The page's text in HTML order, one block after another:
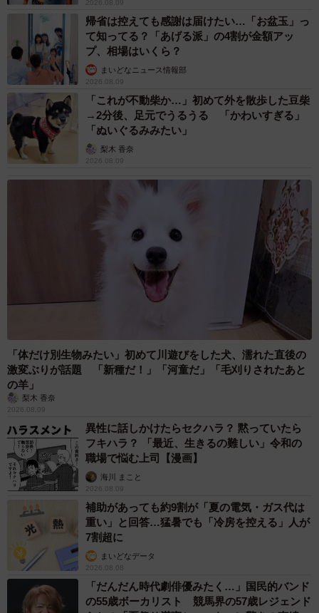
2026.08.09
帰省は控えても感謝は届けたい…「お盆玉」っ
て知ってる？「あげる派」の4割が金額アッ
プ、相場はいくら？
まいどなニュース情報部
2026.08.09
「これが不動柴か…」初めて外を散歩した豆柴
→2分後、足元でうるうる 「かわいすぎる」
「ぬいぐるみみたい」
梨木 香奈
2026.08.09
「体だけ別生物みたい」初めて川遊びをした犬、濡れた直後の
激変ぶりが話題 「新種だ！」「河童だ」「毛刈りされたあと
の羊」
梨木 香奈
2026.08.09
異性に話しかけたらセクハラ？ 黙っていたら
フキハラ？ 「最近、生きるの難しい」令和の
職場で悩む上司【漫画】
海川 まこと
2026.08.09
補助があっても約9割が「夏の電気・ガス代は
重い」と回答…猛暑でも「冷房を控える」人が
7割超に
まいどなデータ
2026.08.08
「だんだん時代劇俳優みたく…」国民的バンド
の55歳ボーカリスト 競馬界の57歳レジェンド